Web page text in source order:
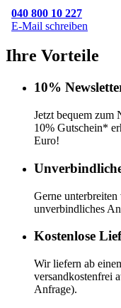
040 800 10 227
E-Mail schreiben
Ihre Vorteile
10%
Jetzt bequem zum
10% Gutschein*
Euro!
Gerne
unverbindliches
Kostenlose
Wir liefern ab
versandkostenfrei
Anfrage).